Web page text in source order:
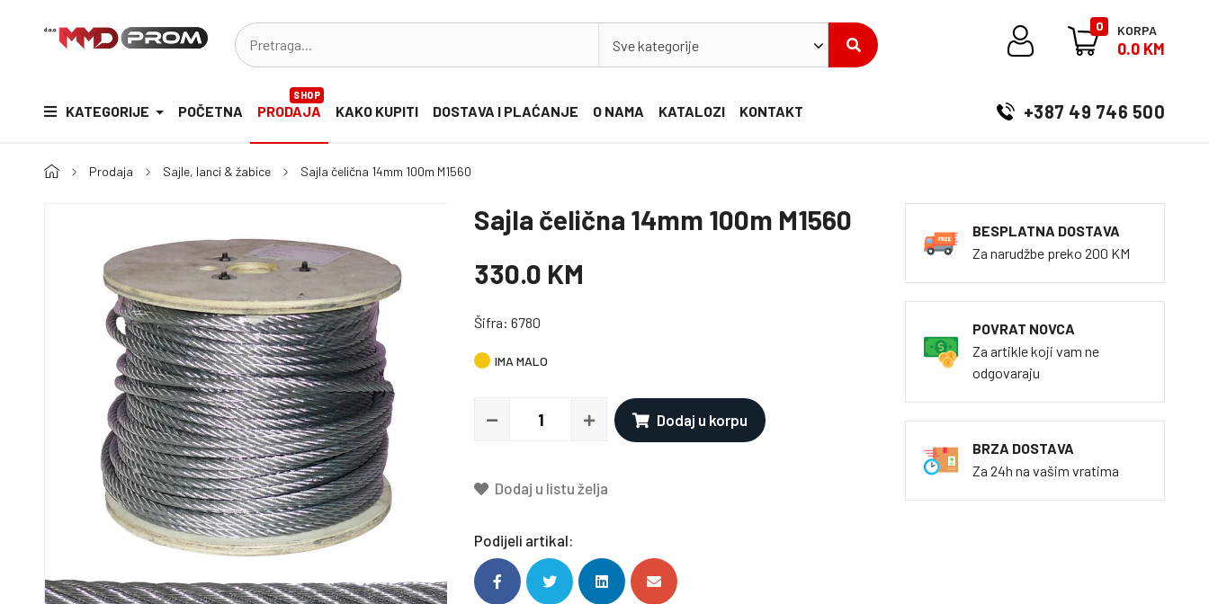
Sve kategorije
0 KORPA
0.0 KM
KATEGORIJE POČETNA PRODAJA
SHOP
KAKO KUPITI DOSTAVA I PLAĆANJE O NAMA KATALOZI KONTAKT +387 49 746 500
Prodaja Sajle, lanci & žabice Sajla čelična 14mm 100m M1560
Sajla čelična 14mm 100m M1560
330.0 KM
Šifra: 6780
IMA MALO
Dodaj u korpu
Dodaj u listu želja
Podijeli artikal:
BESPLATNA DOSTAVA
Za narudžbe preko 200 KM
POVRAT NOVCA
Za artikle koji vam ne
odgovaraju
BRZA DOSTAVA
Za 24h na vašim vratima